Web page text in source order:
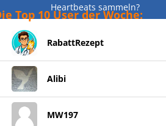
Heartbeats sammeln?
Top 10 User der Woche:
RabattRezept
Alibi
MW197